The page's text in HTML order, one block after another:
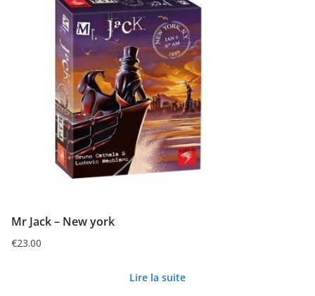
Mr Jack – New york
€23.00
Lire la suite